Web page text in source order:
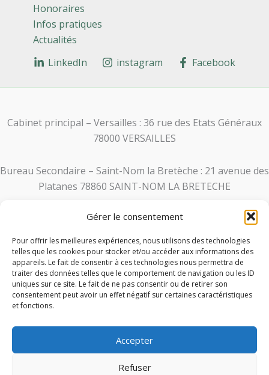
Gérer le consentement
Pour offrir les meilleures expériences, nous utilisons des technologies
telles que les cookies pour stocker et/ou accéder aux informations des
appareils. Le fait de consentir à ces technologies nous permettra de
traiter des données telles que le comportement de navigation ou les ID
uniques sur ce site. Le fait de ne pas consentir ou de retirer son
consentement peut avoir un effet négatif sur certaines caractéristiques
et fonctions.
Accepter
Refuser
Honoraires
Infos pratiques
Actualités
LinkedIn
instagram Facebook
Cabinet principal – Versailles : 36 rue des Etats Généraux
78000 VERSAILLES
Bureau Secondaire – Saint-Nom la Bretèche : 21 avenue des
Platanes 78860 SAINT-NOM LA BRETECHE
Uniquement sur rendez-vous du lundi au vendredi
Contact :
Tél. : 01 30 21 95 27
Mail :ms@crescendo-avocats.com